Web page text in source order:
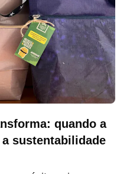
quando a
sustentabilidade